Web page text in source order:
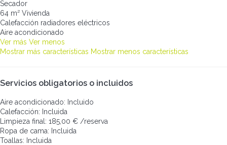
Secador
64 m² Vivienda
Calefacción radiadores eléctricos
Aire acondicionado
Ver más Ver menos
Mostrar más características Mostrar menos características
Servicios obligatorios o incluidos
Aire acondicionado: Incluido
Calefacción: Incluida
Limpieza final: 185,00 € /reserva
Ropa de cama: Incluida
Toallas: Incluida